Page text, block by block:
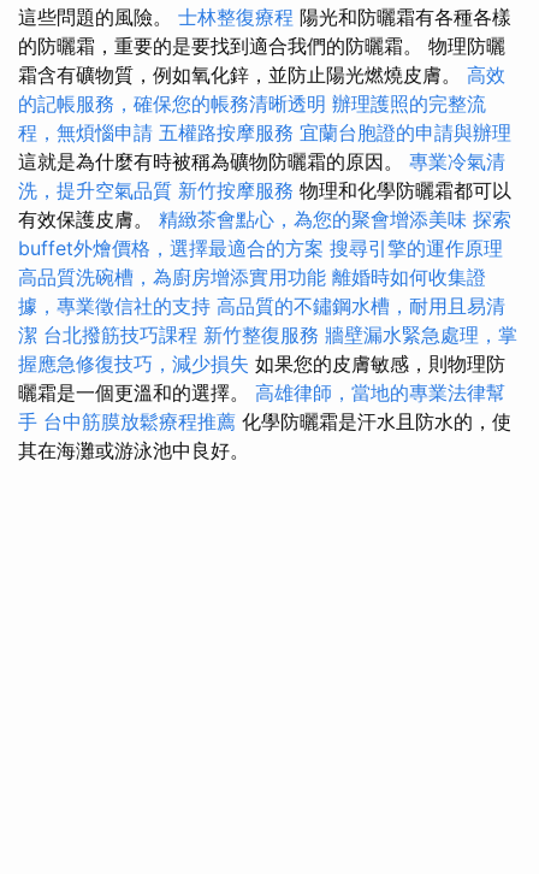
這些問題的風險。 士林整復療程 陽光和防曬霜有各種各樣
的防曬霜，重要的是要找到適合我們的防曬霜。 物理防曬
霜含有礦物質，例如氧化鋅，並防止陽光燃燒皮膚。 高效
的記帳服務，確保您的帳務清晰透明 辦理護照的完整流
程，無煩惱申請 五權路按摩服務 宜蘭台胞證的申請與辦理
這就是為什麼有時被稱為礦物防曬霜的原因。 專業冷氣清
洗，提升空氣品質 新竹按摩服務 物理和化學防曬霜都可以
有效保護皮膚。 精緻茶會點心，為您的聚會增添美味 探索
buffet外燴價格，選擇最適合的方案 搜尋引擎的運作原理
高品質洗碗槽，為廚房增添實用功能 離婚時如何收集證
據，專業徵信社的支持 高品質的不鏽鋼水槽，耐用且易清
潔 台北撥筋技巧課程 新竹整復服務 牆壁漏水緊急處理，掌
握應急修復技巧，減少損失 如果您的皮膚敏感，則物理防
曬霜是一個更溫和的選擇。 高雄律師，當地的專業法律幫
手 台中筋膜放鬆療程推薦 化學防曬霜是汗水且防水的，使
其在海灘或游泳池中良好。